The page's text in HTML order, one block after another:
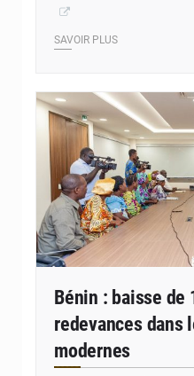
SAVOIR PLUS
Bénin : baisse de
redevances dans
modernes